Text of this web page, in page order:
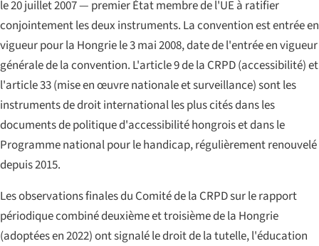
le 20 juillet 2007 — premier État membre de l'UE à ratifier
conjointement les deux instruments. La convention est entrée en
vigueur pour la Hongrie le 3 mai 2008, date de l'entrée en vigueur
générale de la convention. L'article 9 de la CRPD (accessibilité) et
l'article 33 (mise en œuvre nationale et surveillance) sont les
instruments de droit international les plus cités dans les
documents de politique d'accessibilité hongrois et dans le
Programme national pour le handicap, régulièrement renouvelé
depuis 2015.
Les observations finales du Comité de la CRPD sur le rapport
périodique combiné deuxième et troisième de la Hongrie
(adoptées en 2022) ont signalé le droit de la tutelle, l'éducation